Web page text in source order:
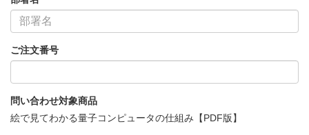
ご注文番号
問い合わせ対象商品
絵で見てわかる量子コンピュータの仕組み【PDF版】